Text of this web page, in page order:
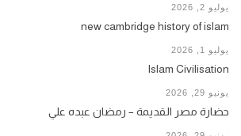
يوليو 2, 2026
new cambridge history of islam
يوليو 1, 2026
Islam Civilisation
يونيو 29, 2026
حضارة مصر القديمة – رمضان عبده علي